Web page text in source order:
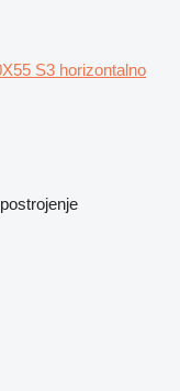
S3 horizontalno